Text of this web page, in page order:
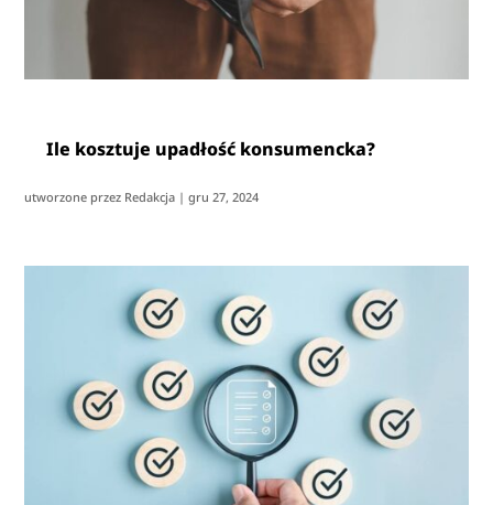
Ile kosztuje upadłość konsumencka?
utworzone przez Redakcja |gru 27, 2024